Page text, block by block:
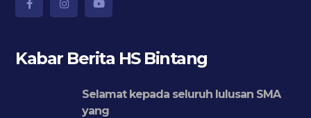
Kabar Berita HS Bintang
Selamat kepada seluruh lulusan SMA
yang